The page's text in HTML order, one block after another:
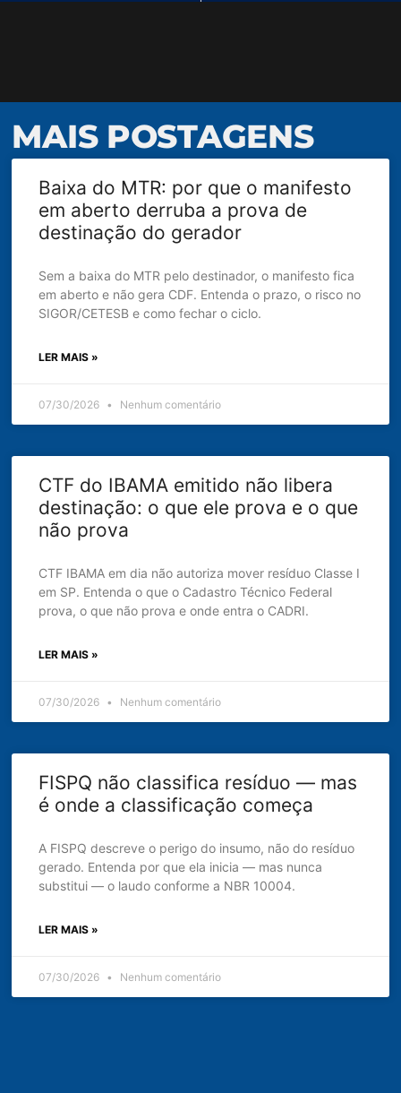
MAIS POSTAGENS
Baixa do MTR: por que o manifesto
em aberto derruba a prova de
destinação do gerador
Sem a baixa do MTR pelo destinador, o manifesto fica
em aberto e não gera CDF. Entenda o prazo, o risco no
SIGOR/CETESB e como fechar o ciclo.
LER MAIS »
07/30/2026 Nenhum comentário
CTF do IBAMA emitido não libera
destinação: o que ele prova e o que
não prova
CTF IBAMA em dia não autoriza mover resíduo Classe I
em SP. Entenda o que o Cadastro Técnico Federal
prova, o que não prova e onde entra o CADRI.
LER MAIS »
07/30/2026 Nenhum comentário
FISPQ não classifica resíduo — mas
é onde a classificação começa
A FISPQ descreve o perigo do insumo, não do resíduo
gerado. Entenda por que ela inicia — mas nunca
substitui — o laudo conforme a NBR 10004.
LER MAIS »
07/30/2026 Nenhum comentário